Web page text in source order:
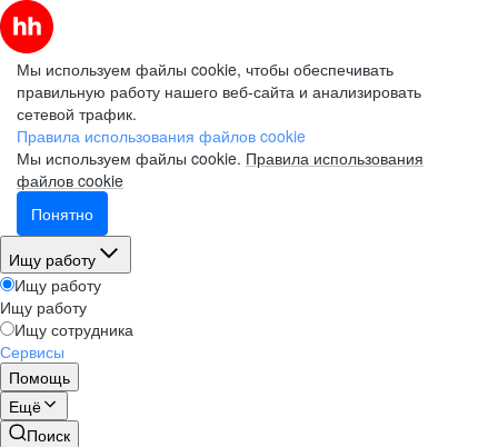
Мы используем файлы cookie, чтобы обеспечивать
правильную работу нашего веб-сайта и анализировать
сетевой трафик.
Правила использования файлов cookie
Мы используем файлы cookie. Правила использования
файлов cookie
Понятно
Ищу работу
Ищу работу
Ищу работу
Ищу сотрудника
Сервисы
Помощь
Ещё
Поиск